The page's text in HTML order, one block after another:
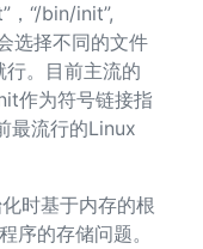
“/bin/init”,
选择不同的文件
行。目前主流的
作为符号链接指
最流行的Linux
时基于内存的根
序的存储问题。